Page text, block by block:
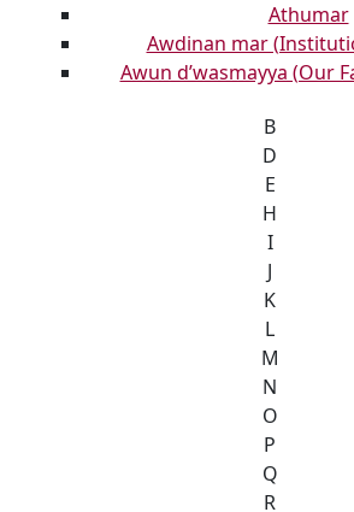
Athumar
Awdinan mar
Awun d’wasmayya (Our
B
D
E
H
I
J
K
L
M
N
O
P
Q
R